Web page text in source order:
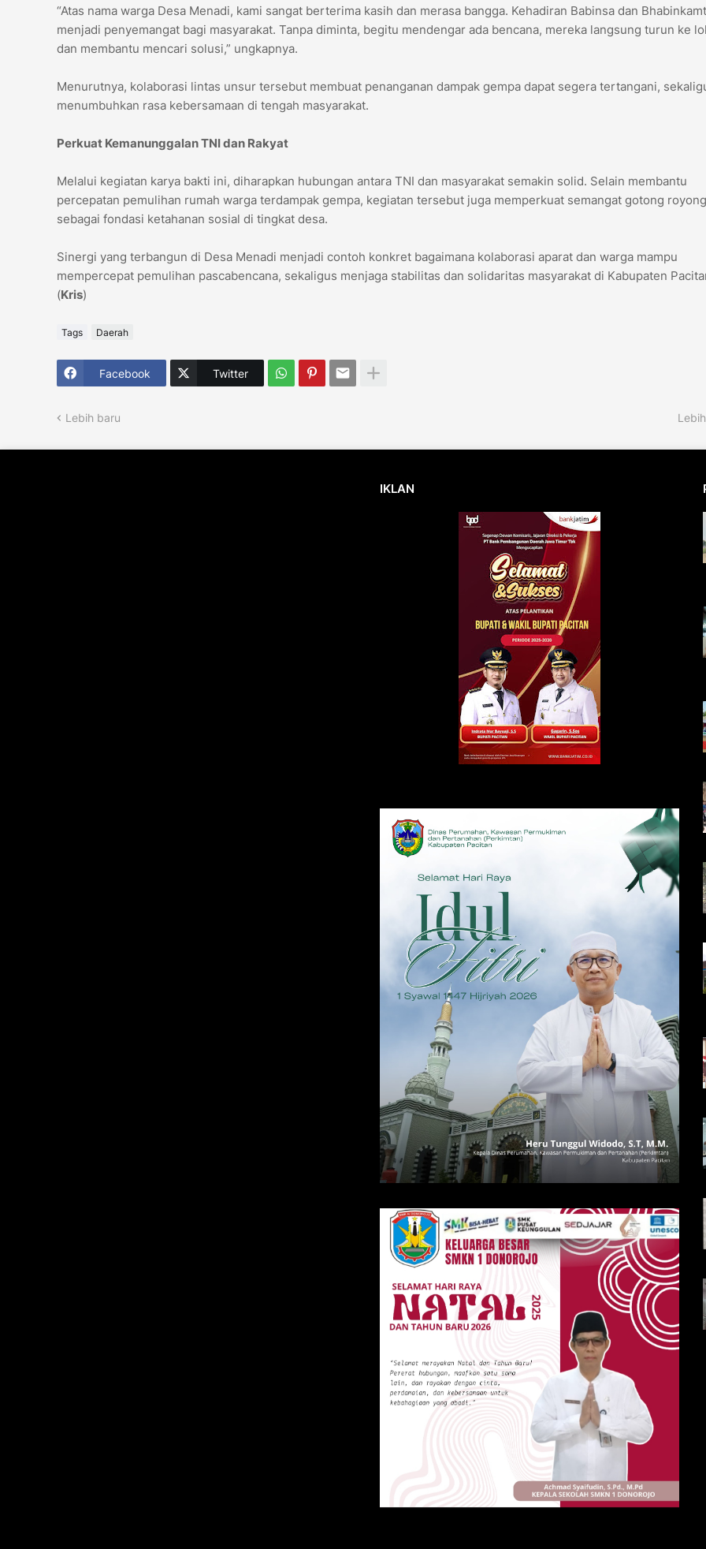
“Atas nama warga Desa Menadi, kami sangat berterima kasih dan merasa bangga. Kehadiran Babinsa dan
menjadi penyemangat bagi masyarakat. Tanpa diminta, begitu mendengar ada bencana, mereka langsung turun ke
dan membantu mencari solusi,” ungkapnya.
Menurutnya, kolaborasi lintas unsur tersebut membuat penanganan dampak gempa dapat segera tertangani,
menumbuhkan rasa kebersamaan di tengah masyarakat.
Perkuat Kemanunggalan TNI dan Rakyat
Melalui kegiatan karya bakti ini, diharapkan hubungan antara TNI dan masyarakat semakin solid. Selain membantu
percepatan pemulihan rumah warga terdampak gempa, kegiatan tersebut juga memperkuat semangat gotong royong
sebagai fondasi ketahanan sosial di tingkat desa.
Sinergi yang terbangun di Desa Menadi menjadi contoh konkret bagaimana kolaborasi aparat dan warga mampu
mempercepat pemulihan pascabencana, sekaligus menjaga stabilitas dan solidaritas masyarakat di Kabupaten
(Kris)
Tags Daerah
Facebook Twitter
Lebih baru
IKLAN